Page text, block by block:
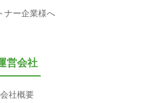
ナー企業様へ
営会社
会社概要